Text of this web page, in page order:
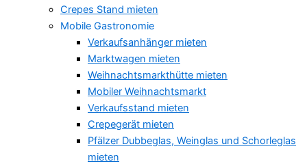
Crepes Stand mieten
Mobile Gastronomie
Verkaufsanhänger mieten
Marktwagen mieten
Weihnachtsmarkthütte mieten
Mobiler Weihnachtsmarkt
Verkaufsstand mieten
Crepegerät mieten
Pfälzer Dubbeglas, Weinglas und Schorleglas
mieten